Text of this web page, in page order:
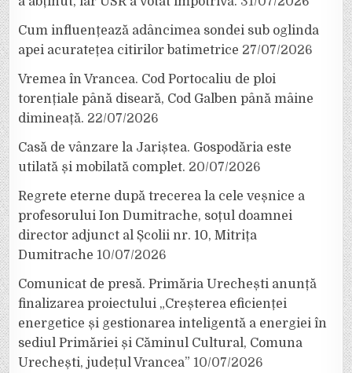
Cum influențează adâncimea sondei sub oglinda
apei acuratețea citirilor batimetrice 27/07/2026
Vremea în Vrancea. Cod Portocaliu de ploi
torențiale până diseară, Cod Galben până mâine
dimineață. 22/07/2026
Casă de vânzare la Jariștea. Gospodăria este
utilată și mobilată complet. 20/07/2026
Regrete eterne după trecerea la cele veșnice a
profesorului Ion Dumitrache, soțul doamnei
director adjunct al Școlii nr. 10, Mitrița
Dumitrache 10/07/2026
Comunicat de presă. Primăria Urechești anunță
finalizarea proiectului „Creșterea eficienței
energetice și gestionarea inteligentă a energiei în
sediul Primăriei și Căminul Cultural, Comuna
Urechești, județul Vrancea” 10/07/2026